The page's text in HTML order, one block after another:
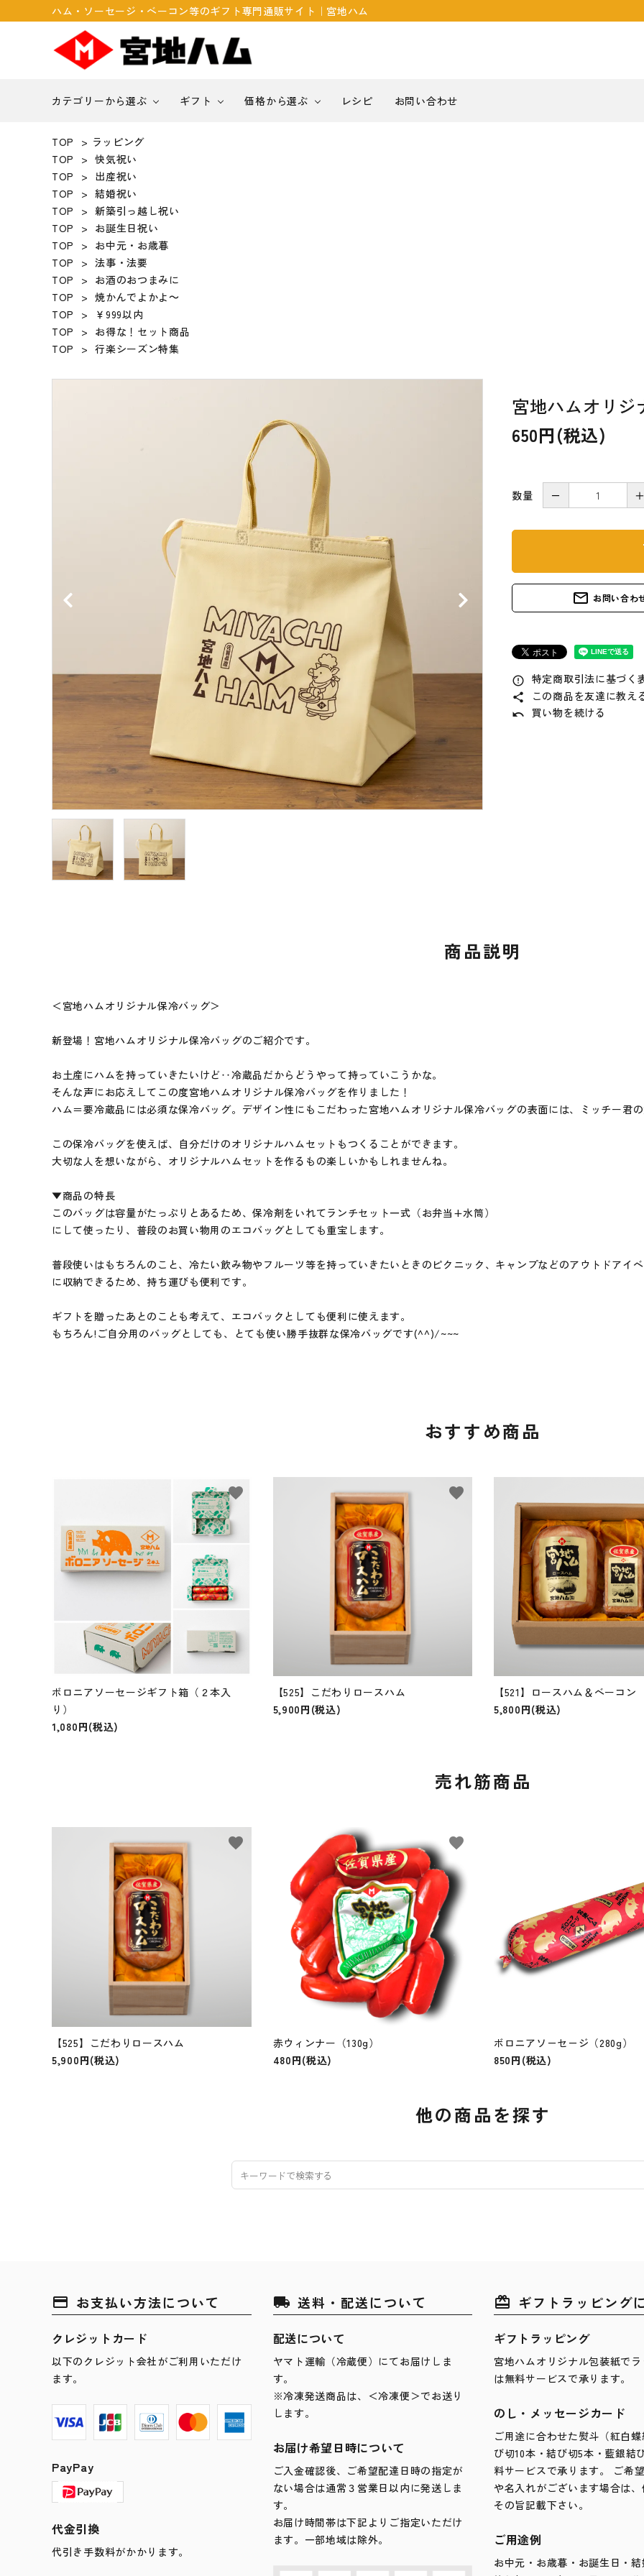
ハム・ソーセージ・ベーコン等のギフト専門通販サイト｜宮地ハム
カテゴリーから選ぶ
贈答品
ソーセージ・ウィンナー
ギフト 価格から選ぶ レシピ お問い合わせ
ACCOUNT MENU
ようこそ ゲスト 様
ログイン person 新規会員登録
カテゴリーから探す
贈答品
ガイドライン
TOP > ラッピング
TOP
> 快気祝い
TOP
> 出産祝い
TOP
> 結婚祝い
TOP
> 新築引っ越し祝い
TOP
> お誕生日祝い
TOP
> お中元・お歳暮
TOP
> 法事・法要
TOP
> お酒のおつまみに
TOP
> 焼かんでよかよ～
TOP
>
￥999以内
TOP
> お得な！セット商品
TOP
> 行楽シーズン特集
宮地ハムオリジ
650円(税込)
数量 － ＋
mail_outline お問い合わ
error_outline 特定商取引法に基づく
share この商品を友達に教え
undo 買い物を続ける
商品説明
＜宮地ハムオリジナル保冷バッグ＞
新登場！宮地ハムオリジナル保冷バッグのご紹介です。
お土産にハムを持っていきたいけど‥冷蔵品だからどうやって持っていこうかな。
そんな声にお応えしてこの度宮地ハムオリジナル保冷バッグを作りました！
ハム＝要冷蔵品には必須な保冷バッグ。デザイン性にもこだわった宮地ハムオリジナル保冷バッグの表面には、ミッチー君
この保冷バッグを使えば、自分だけのオリジナルハムセットもつくることができます。
大切な人を想いながら、オリジナルハムセットを作るもの楽しいかもしれませんね。
▼商品の特長
このバッグは容量がたっぷりとあるため、保冷剤をいれてランチセット一式（お弁当+水筒）
にして使ったり、普段のお買い物用のエコバッグとしても重宝します。
普段使いはもちろんのこと、冷たい飲み物やフルーツ等を持っていきたいときのピクニック、キャンプなどのアウトドアイ
に収納できるため、持ち運びも便利です。
ギフトを贈ったあとのことも考えて、エコバックとしても便利に使えます。
もちろん!ご自分用のバッグとしても、とても使い勝手抜群な保冷バッグです(^^)/~~~
おすすめ商品
ボロニアソーセージギフト箱（２本入
り）
1,080円(税込)
favorite
【525】こだわりロースハム
5,900円(税込)
favorite
【521】ロースハム＆ベーコン
5,800円(税込)
売れ筋商品
【525】こだわりロースハム
5,900円(税込)
favorite
赤ウィンナー（130g）
480円(税込)
favorite
ボロニアソ－セ－ジ（280g）
850円(税込)
他の商品を探す
payment お支払い方法について
クレジットカード
以下のクレジット会社がご利用いただけ
ます。
PayPay
代金引換
代引き手数料がかかります。
local_shipping 送料・配送について
配送について
ヤマト運輸（冷蔵便）にてお届けしま
す。
※冷凍発送商品は、＜冷凍便＞でお送り
します。
お届け希望日時について
ご入金確認後、ご希望配達日時の指定が
ない場合は通常３営業日以内に発送しま
す。
お届け時間帯は下記よりご指定いただけ
ます。一部地域は除外。
card_giftcard ギフトラッピング
ギフトラッピング
宮地ハムオリジナル包装紙で
は無料サービスで承ります。
のし・メッセージカード
ご用途に合わせた熨斗（紅白
び切10本・結び切5本・藍銀結
料サービスで承ります。 ご希
や名入れがございます場合は
その旨記載下さい。
ご用途例
お中元・お歳暮・お誕生日・